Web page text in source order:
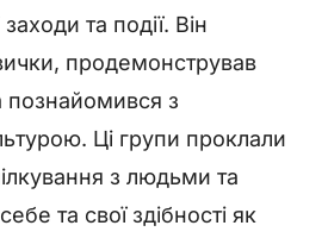
та події. Він
продемонстрував
познайомився з
Ці групи проклали
з людьми та
та свої здібності як